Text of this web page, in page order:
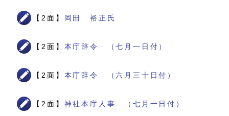
【2面】 岡田 裕正氏
【2面】 本庁辞令 （七月一日付）
【2面】 本庁辞令 （六月三十日付）
【2面】 神社本庁人事 （七月一日付）